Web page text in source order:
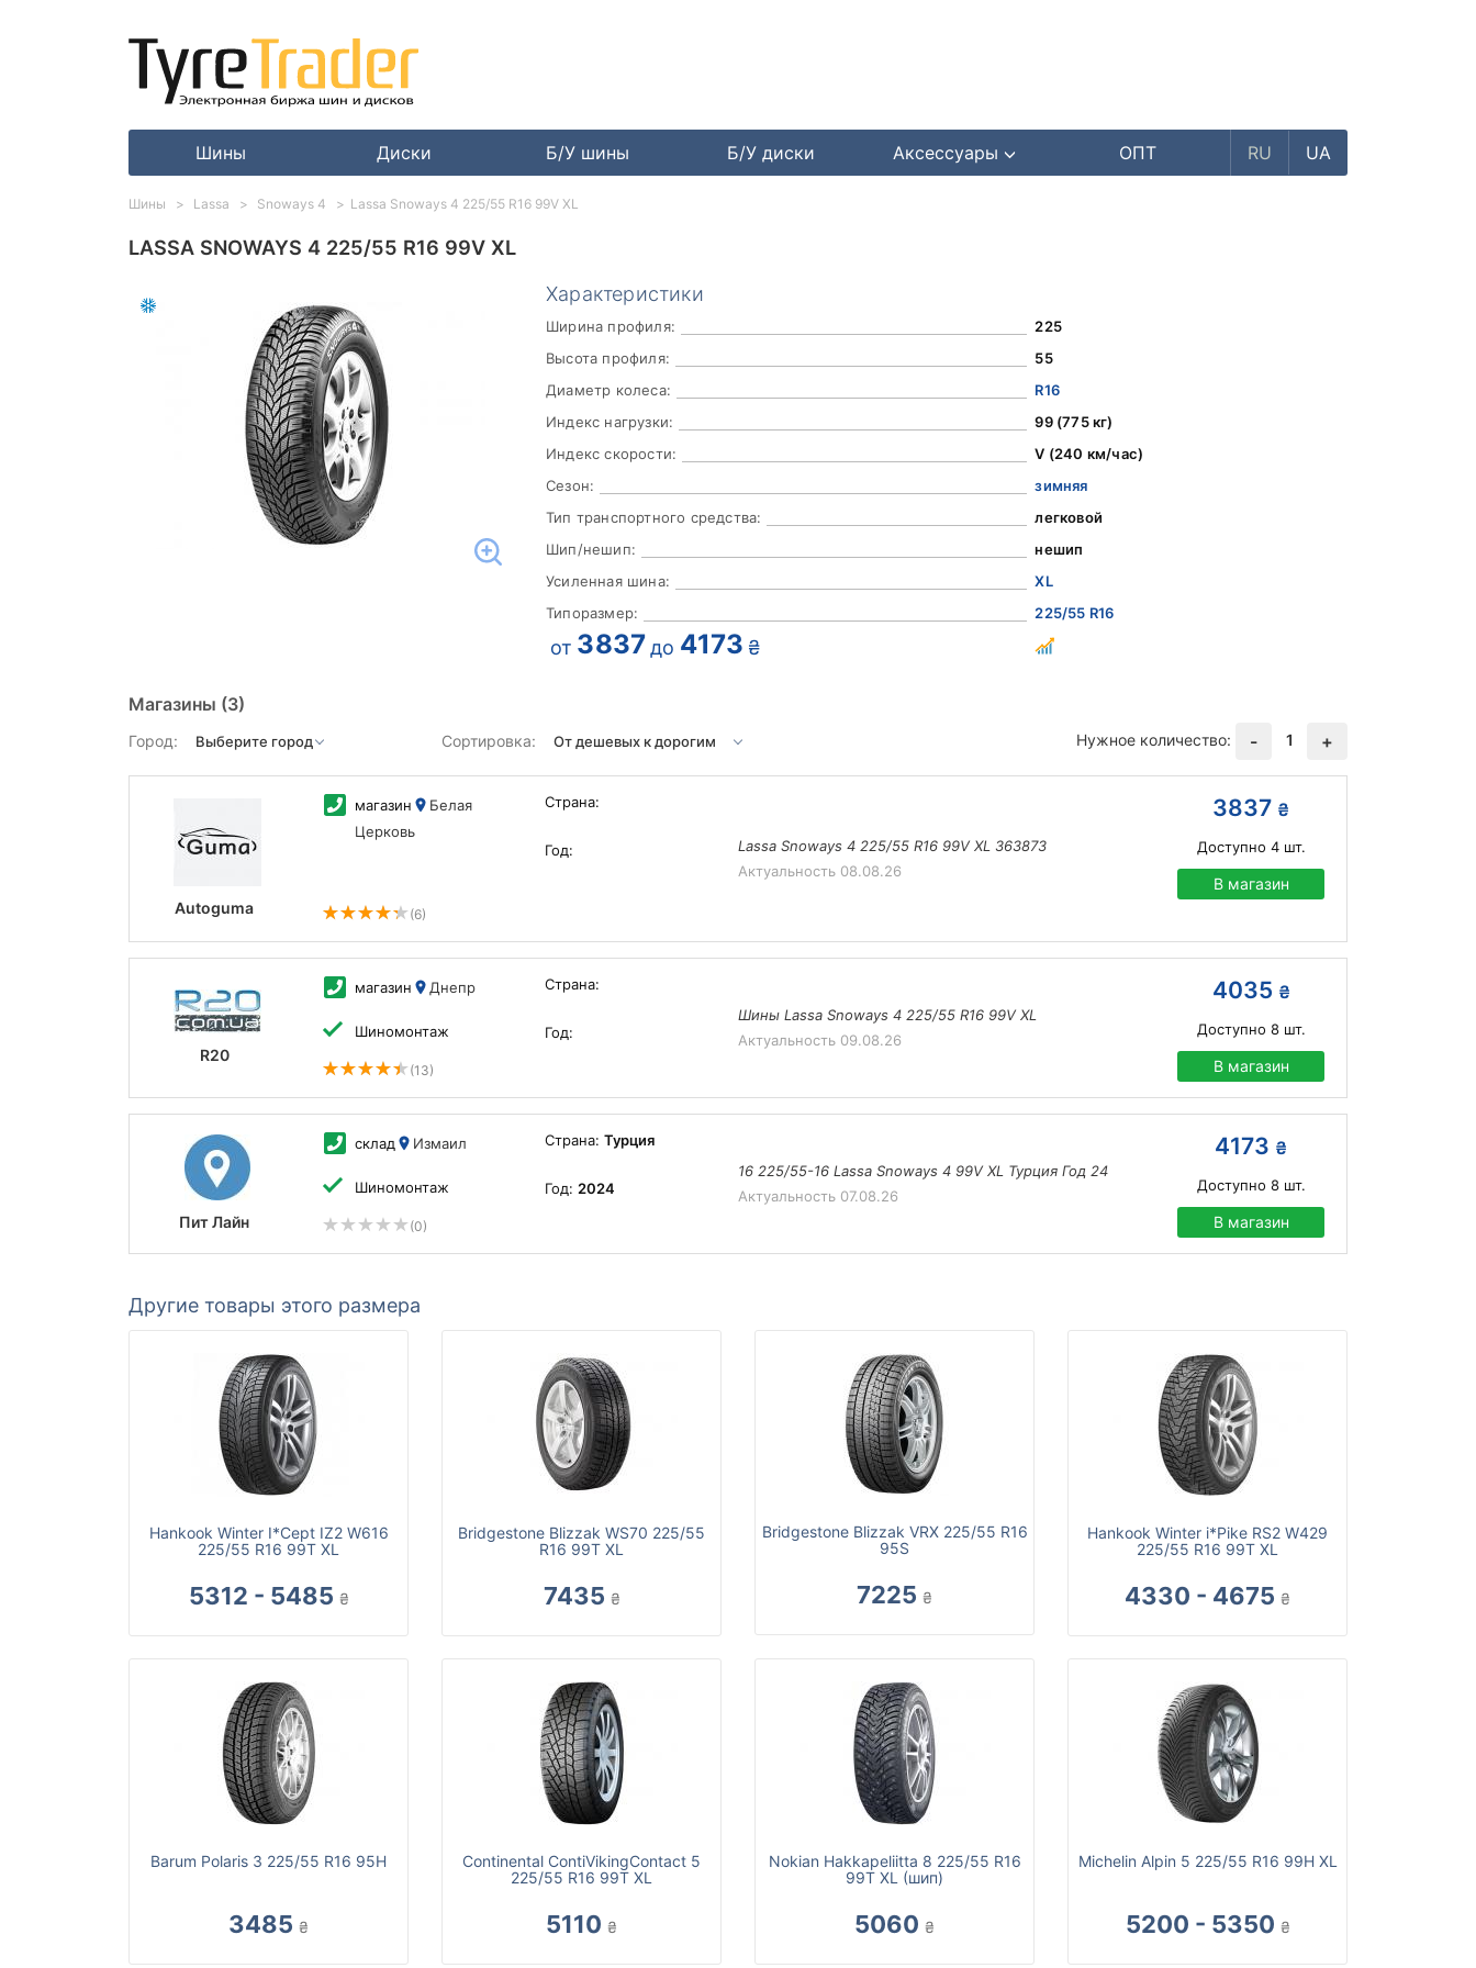
Шины Диски Б/У шины Б/У диски Аксессуары ОПТ RU UA
LASSA SNOWAYS 4 225/55 R16 99V XL
Характеристики
Ширина профиля:
225
Высота профиля:
55
Диаметр колеса:
R16
Индекс нагрузки:
99 (775 кг)
Индекс скорости:
V (240 км/час)
Сезон:
зимняя
Тип транспортного средства:
легковой
Шип/нешип:
нешип
Усиленная шина:
XL
Типоразмер:
225/55 R16
от 3837 до 4173 ₴
Магазины (3)
Город: Сортировка: Нужное количество: - 1 +
Autoguma
магазин
Белая
Церковь
(6)
Страна:
Год:
Lassa Snoways 4 225/55 R16 99V XL 363873
Актуальность 08.08.26
3837 ₴
Доступно 4шт.
В магазин
R20
магазин Днепр
Шиномонтаж
(13)
Страна:
Год:
Шины Lassa Snoways 4 225/55 R16 99V XL
Актуальность 09.08.26
4035 ₴
Доступно 8шт.
В магазин
Пит Лайн
склад Измаил
Шиномонтаж
(0)
Страна: Турция
Год: 2024
16 225/55-16 Lassa Snoways 4 99V XL Турция Год 24
Актуальность 07.08.26
4173 ₴
Доступно 8шт.
В магазин
Другие товары этого размера
Hankook Winter I*Cept IZ2 W616
225/55 R16 99T XL
5312 - 5485 ₴
Bridgestone Blizzak WS70 225/55
R16 99T XL
7435 ₴
Bridgestone Blizzak VRX 225/55 R16
95S
7225 ₴
Hankook Winter i*Pike RS2 W429
225/55 R16 99T XL
4330 - 4675 ₴
Barum Polaris 3 225/55 R16 95H
3485 ₴
Continental ContiVikingContact 5
225/55 R16 99T XL
5110 ₴
Nokian Hakkapeliitta 8 225/55 R16
99T XL (шип)
5060 ₴
Michelin Alpin 5 225/55 R16 99H XL
5200 - 5350 ₴
Шины Lassa Snoways 4 Lassa Snoways 4 225/55 R16 99V XL